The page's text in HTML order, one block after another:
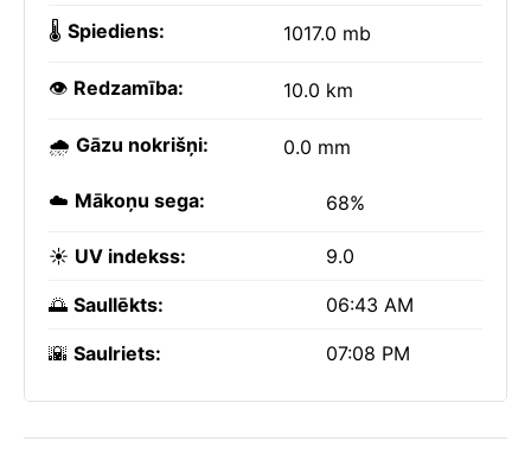
🌡️ Spiediens: 1017.0 mb
👁️ Redzamība: 10.0 km
🌧️ Gāzu nokrišņi: 0.0 mm
☁️ Mākoņu sega: 68%
☀️ UV indekss: 9.0
🌅 Saullēkts: 06:43 AM
🌇 Saulriets: 07:08 PM